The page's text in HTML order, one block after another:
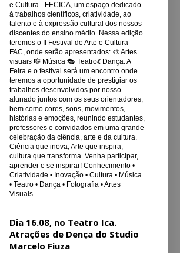
e Cultura - FECICA, um espaço dedicado
à trabalhos científicos, criatividade, ao
talento e à expressão cultural dos nossos
discentes do ensino médio. Nessa edição
teremos o II Festival de Arte e Cultura –
FAC, onde serão apresentados: 🎨 Artes
visuais 🎼 Música 🎭 Teatro💃 Dança. A
Feira e o festival será um encontro onde
teremos a oportunidade de prestigiar os
trabalhos desenvolvidos por nosso
alunado juntos com os seus orientadores,
bem como cores, sons, movimentos,
histórias e emoções, reunindo estudantes,
professores e convidados em uma grande
celebração da ciência, arte e da cultura.
Ciência que inova, Arte que inspira,
cultura que transforma. Venha participar,
aprender e se inspirar! Conhecimento •
Criatividade • Inovação • Cultura • Música
• Teatro • Dança • Fotografia • Artes
Visuais.
Dia 16.08, no Teatro Ica.
Atrações de Dença do Studio
Marcelo Fiuza